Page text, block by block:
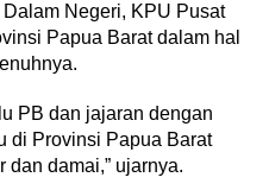
Negeri, KPU Pusat
Papua Barat dalam hal
PB dan jajaran dengan
di Provinsi Papua Barat
dan damai,” ujarnya.